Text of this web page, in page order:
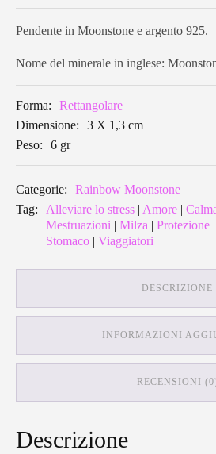
rettangolare
quantità
Pendente in Moonstone e argento 925.
Nome del minerale in inglese:
Forma:
Rettangolare
Dimensione:
3 X 1,3 cm
Peso:
6 gr
Categorie:
Rainbow Moonstone
Tag:
Alleviare lo stress Amore
Mestruazioni
Milza Protezione
Stomaco
Viaggiatori
DESCRIZIONE
INFORMAZIONI
RECENSIONI
Descrizione